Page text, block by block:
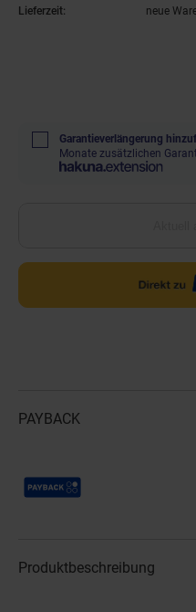
Lieferzeit: neue
Garantieverlängerung
Monate zusätzlichen
PAYBACK
Payback Punkte
Produktbeschreibung